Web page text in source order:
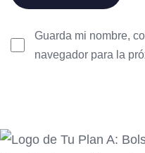
Guarda mi nombre,
navegador para la